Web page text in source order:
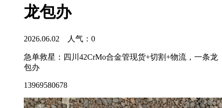
龙包办
2026.06.02 人气： 0
急单救星：四川42CrMo合金管现货+切割+物流，一条龙
包办
13969580678